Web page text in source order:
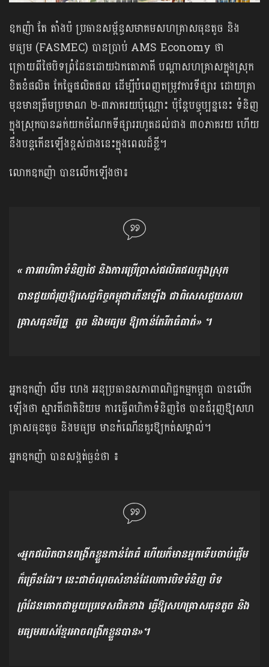
ឧកញ៉ា តែ តាំងប៉ ប្រធាន​សម្ព័ន្ធ​សមាគម​សហគ្រាស​ធុន​តូច​ និង​
មធ្យម (FASMEC) បានប្រាប់ AMS Economy ថា
ក្រោយពីថៃបិទព្រំដែនដោយឯកតោភាគី បណ្តាសហគ្រាសក្នុងស្រុក
ខិតខំផលិត កែច្នៃផលិតផល ដើម្បីបំពេញតម្រូវការទីផ្សារ ដោយគ្រា
មុនមានត្រឹមប្រមាណ ២-៣ភាគរយប៉ុណ្ណោះ ប៉ុន្តែបច្ចុប្បន្ននេះ ទំនិញ
ក្នុងស្រុកបានឆក់យកចំណែកទីផ្សាររហូតដល់ជាង ៣០ភាគរយ ហើយ
នឹងបន្តកើនឡើងខ្ពស់ជាងនេះក្នុងពេលដ៏ខ្លី។
លោកឧកញ៉ា បានលើកឡើងថា៖
« ការពហិកាទំនិញថៃ និងការប្រើប្រាស់ផលិតផលក្នុងស្រុក
បានជួយជំរុញឱ្យសេដ្ឋកិច្ចកម្ពុជាកើនឡើង ជាពិសេស​ជួយសហ
គ្រាសធុនមីក្រូ តូច និងមធ្យម ឱ្យកាន់តែរីកធំធាត់» ។
អ្នកឧកញ៉ា លឹម ហេង អនុប្រធានសភាពាណិជ្ជកម្មកម្ពុជា បានលើក
ឡើងថា ស្មារតីជាតិនិយម ការធ្វើពហិកាទំនិញថៃ បានជំរុញឱ្យសហ
គ្រាសធុនតូច និងមធ្យម មានកំណើនគួរ​ឱ្យ​កត់​សម្គាល់។
អ្នកឧកញ៉ា បានសង្កត់ធ្ងន់ថា​ ៖
«អ្នកផលិតបានពង្រីកខ្លួនកាន់តែធំ ហើយក៏មានអ្នកទើបចាប់ផ្តើម
ក៏ច្រើនដែរ។ នេះជាចំណុចសំខាន់ដែលការបិទទំនិញ បិទ
ព្រំដែនគោកជាមួយប្រទេសជិតខាង ធ្វើឱ្យសហគ្រាសធុនតូច និង
មធ្យមរបស់ខ្មែរអាចពង្រីកខ្លួនបាន»។